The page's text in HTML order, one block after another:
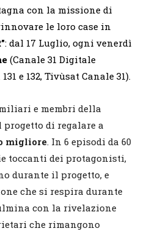
con la missione di
le loro case in
: dal 17 Luglio, ogni venerdì
(Canale 31 Digitale
e 132, Tivùsat Canale 31).
e membri della
di regalare a
migliore. In 6 episodi da 60
toccanti dei protagonisti,
durante il progetto, e
che si respira durante
con la rivelazione
che rimangono